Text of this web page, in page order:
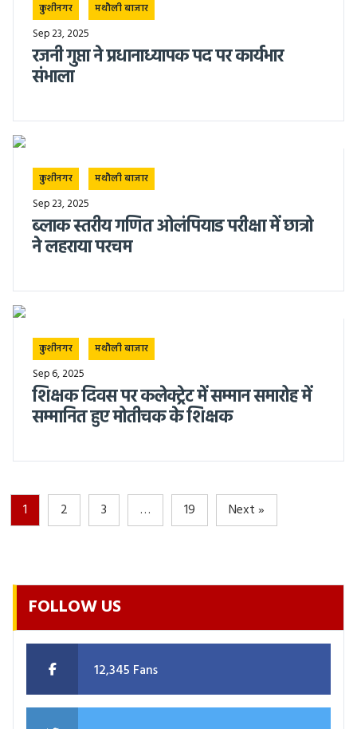
कुशीनगर मथौली बाजार
Sep 23, 2025
रजनी गुप्ता ने प्रधानाध्यापक पद पर कार्यभार
संभाला
कुशीनगर मथौली बाजार
Sep 23, 2025
ब्लाक स्तरीय गणित ओलंपियाड परीक्षा में छात्रो
ने लहराया परचम
कुशीनगर मथौली बाजार
Sep 6, 2025
शिक्षक दिवस पर कलेक्ट्रेट में सम्मान समारोह में
सम्मानित हुए मोतीचक के शिक्षक
1 2 3 … 19 Next »
FOLLOW US
12,345 Fans